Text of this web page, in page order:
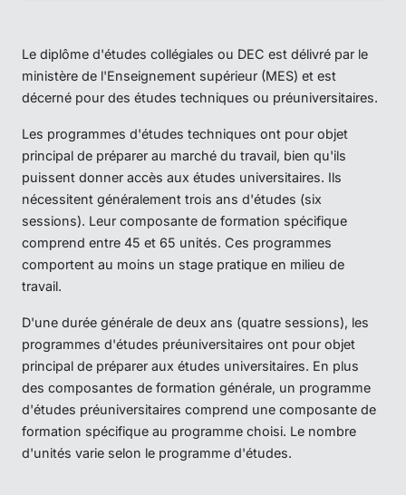
Le diplôme d'études collégiales ou DEC est délivré par le
ministère de l'Enseignement supérieur (MES) et est
décerné pour des études techniques ou préuniversitaires.
Les programmes d'études techniques ont pour objet
principal de préparer au marché du travail, bien qu'ils
puissent donner accès aux études universitaires. Ils
nécessitent généralement trois ans d'études (six
sessions). Leur composante de formation spécifique
comprend entre 45 et 65 unités. Ces programmes
comportent au moins un stage pratique en milieu de
travail.
D'une durée générale de deux ans (quatre sessions), les
programmes d'études préuniversitaires ont pour objet
principal de préparer aux études universitaires. En plus
des composantes de formation générale, un programme
d'études préuniversitaires comprend une composante de
formation spécifique au programme choisi. Le nombre
d'unités varie selon le programme d'études.